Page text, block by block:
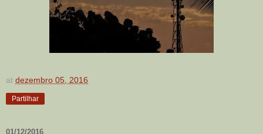
at dezembro 05, 2016
Partilhar
01/12/2016